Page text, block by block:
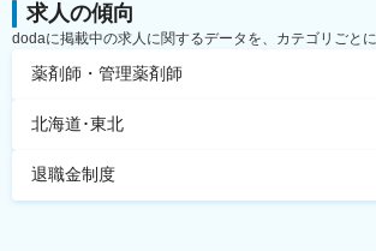
求人の傾向
dodaに掲載中の求人に関するデータを、カテゴリごとに
薬剤師・管理薬剤師
北海道･東北
退職金制度